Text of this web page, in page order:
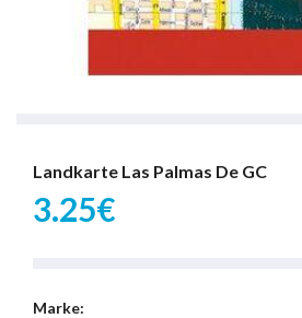
Landkarte Las Palmas De GC
3.25€
Marke: